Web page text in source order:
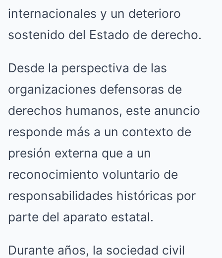
internacionales y un deterioro
sostenido del Estado de derecho.
Desde la perspectiva de las
organizaciones defensoras de
derechos humanos, este anuncio
responde más a un contexto de
presión externa que a un
reconocimiento voluntario de
responsabilidades históricas por
parte del aparato estatal.
Durante años, la sociedad civil